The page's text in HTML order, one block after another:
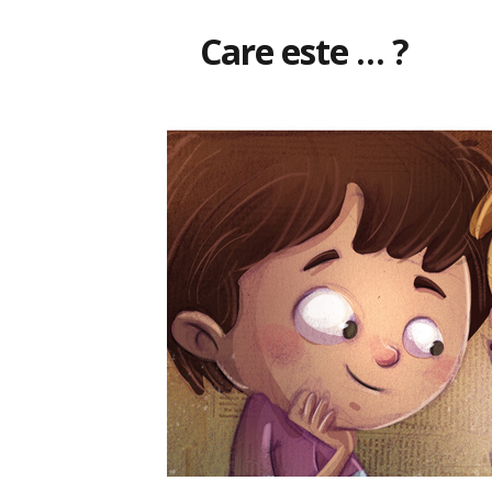
Care este … ?